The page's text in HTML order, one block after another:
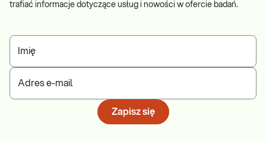
trafiać informacje dotyczące usług i nowości w ofercie badań.
Imię
Adres e-mail
Zapisz się